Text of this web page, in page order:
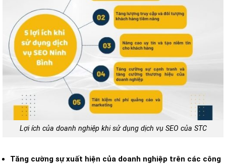
Lợi ích của doanh nghiệp khi sử dụng dịch vụ SEO của STC
Tăng cường sự xuất hiện của doanh nghiệp trên các công